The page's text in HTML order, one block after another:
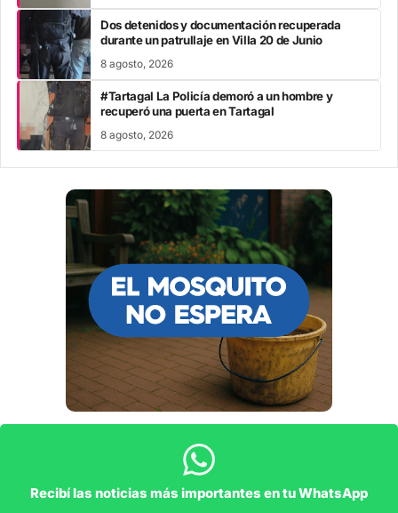
Dos detenidos y documentación recuperada
durante un patrullaje en Villa 20 de Junio
8 agosto, 2026
#Tartagal La Policía demoró a un hombre y
recuperó una puerta en Tartagal
8 agosto, 2026
Recibí las noticias más importantes en tu WhatsApp